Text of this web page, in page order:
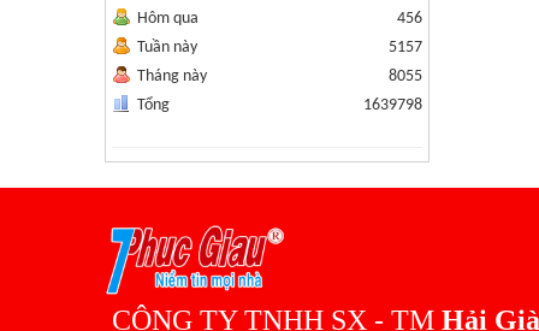
Hôm qua
Tuần này
Tháng này
Tổng
456
5157
8055
1639798
CÔNG TY TNHH SX - TM Hải